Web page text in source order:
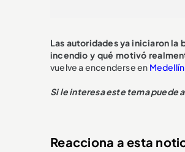
Las autoridades ya iniciaron
incendio y qué motivó
vuelve a encenderse en Medellín
Si le interesa este tema
Reacciona a esta